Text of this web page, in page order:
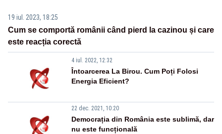
19 iul. 2023, 18:25
Cum se comportă românii când pierd la cazinou și care
este reacția corectă
4 iul. 2022, 12:32
Întoarcerea La Birou. Cum Poți Folosi
Energia Eficient?
22 dec. 2021, 10:20
Democrația din România este sublimă, dar
nu este funcțională